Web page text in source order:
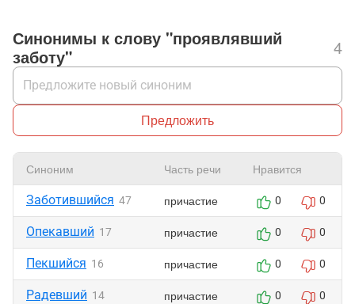
Синонимы к слову "проявлявший
заботу"
4
Предложить
Синоним Часть речи Нравится
Заботившийся 47 причастие 0 0
Опекавший 17 причастие 0 0
Пекшийся 16 причастие 0 0
Радевший 14 причастие 0 0